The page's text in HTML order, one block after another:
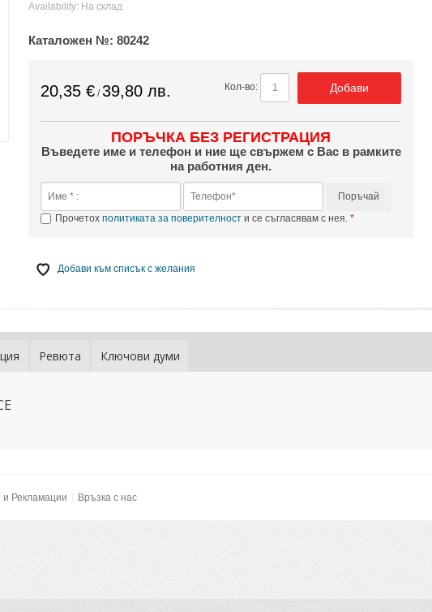
Availability: На склад
Каталожен №:80242
20,35 € / 39,80 лв. Кол-во: Добави
ПОРЪЧКА БЕЗ РЕГИСТРАЦИЯ
Въведете име и телефон и ние ще свържем с Вас в рамките
на работния ден.
Поръчай
Прочетохполитиката за поверителност и се съгласявам с нея.
Добави към списък с желания
Ревюта Ключови думи
и Рекламации Връзка с нас